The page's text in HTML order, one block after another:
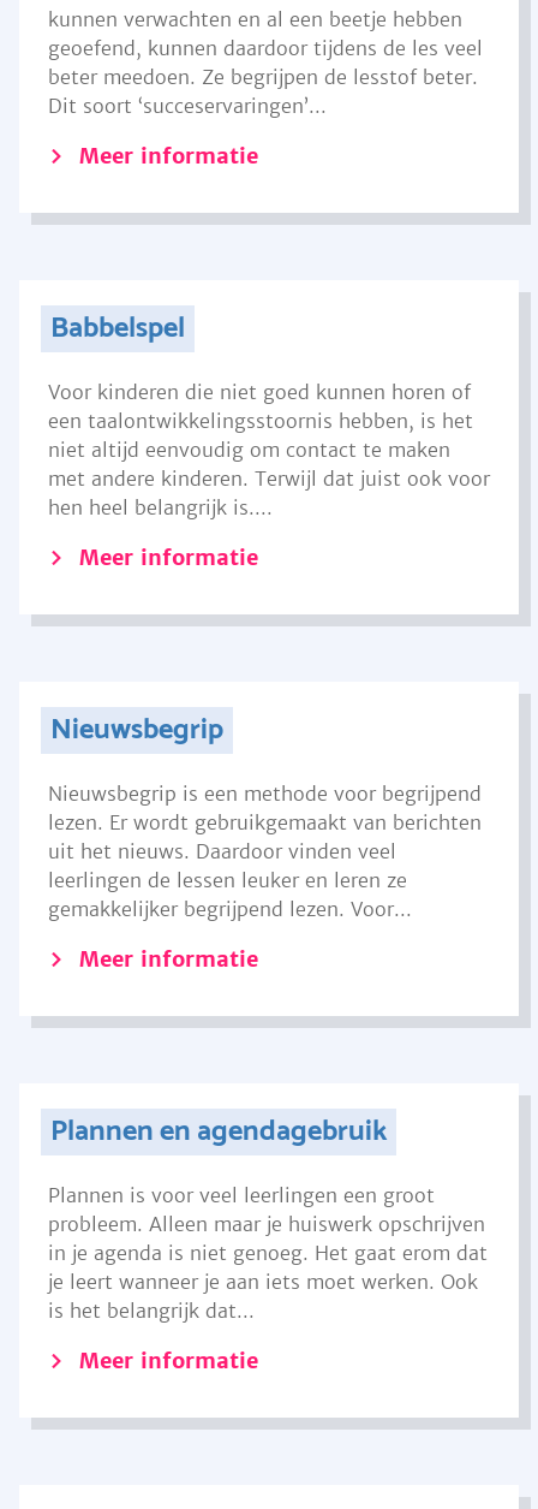
kunnen verwachten en al een beetje hebben
geoefend, kunnen daardoor tijdens de les veel
beter meedoen. Ze begrijpen de lesstof beter.
Dit soort ‘succeservaringen’...
Meer informatie
Babbelspel
Voor kinderen die niet goed kunnen horen of
een taalontwikkelingsstoornis hebben, is het
niet altijd eenvoudig om contact te maken
met andere kinderen. Terwijl dat juist ook voor
hen heel belangrijk is....
Meer informatie
Nieuwsbegrip
Nieuwsbegrip is een methode voor begrijpend
lezen. Er wordt gebruikgemaakt van berichten
uit het nieuws. Daardoor vinden veel
leerlingen de lessen leuker en leren ze
gemakkelijker begrijpend lezen. Voor...
Meer informatie
Plannen en agendagebruik
Plannen is voor veel leerlingen een groot
probleem. Alleen maar je huiswerk opschrijven
in je agenda is niet genoeg. Het gaat erom dat
je leert wanneer je aan iets moet werken. Ook
is het belangrijk dat...
Meer informatie